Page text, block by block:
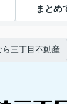
まとめ
三丁目不動産